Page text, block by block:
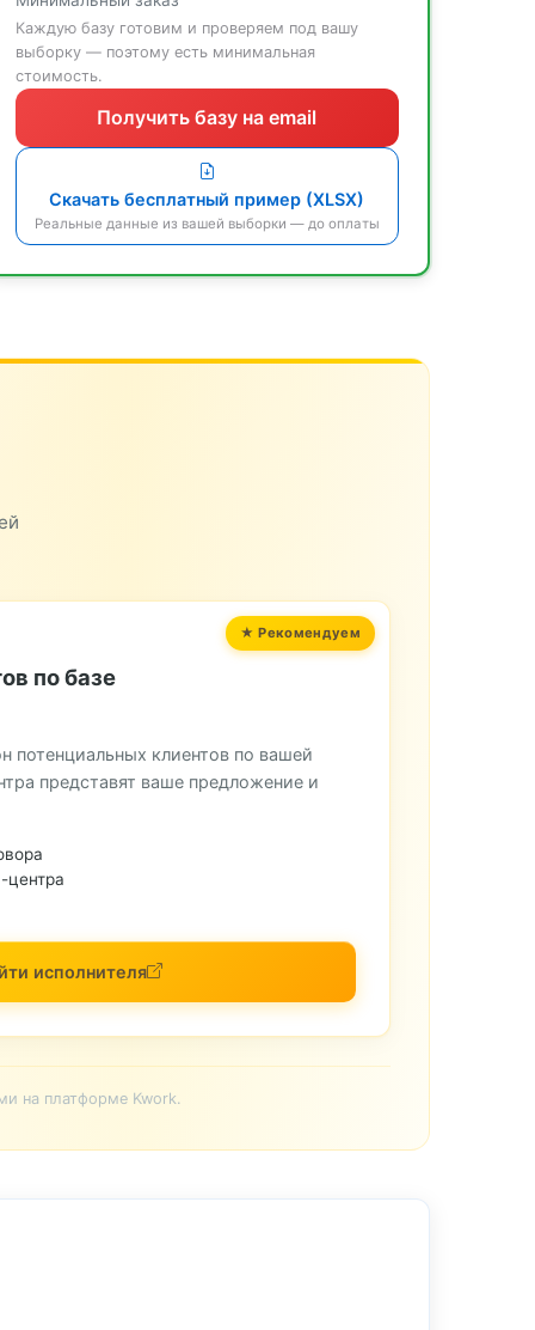
Каждую базу готовим и проверяем под вашу
выборку — поэтому есть минимальная
стоимость.
Получить базу на email
Скачать бесплатный пример (XLSX)
Реальные данные из вашей выборки — до оплаты
по базе
потенциальных клиентов по вашей
представят ваше предложение и
центра
исполнителя
на платформе Kwork.